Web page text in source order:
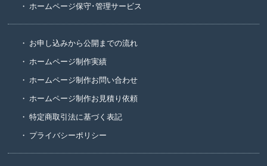
ホームページ保守･管理サービス
お申し込みから公開までの流れ
ホームページ制作実績
ホームページ制作お問い合わせ
ホームページ制作お見積り依頼
特定商取引法に基づく表記
プライバシーポリシー